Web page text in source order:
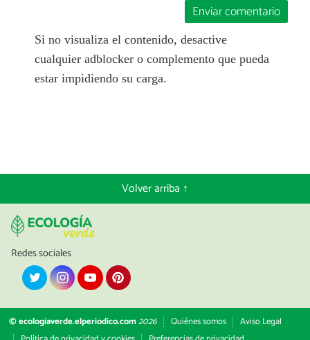
Enviar comentario
Si no visualiza el contenido, desactive
cualquier adblocker o complemento que pueda
estar impidiendo su carga.
Volver arriba ↑
Redes sociales
© ecologiaverde.elperiodico.com2026 Quiénes somos
Aviso Legal